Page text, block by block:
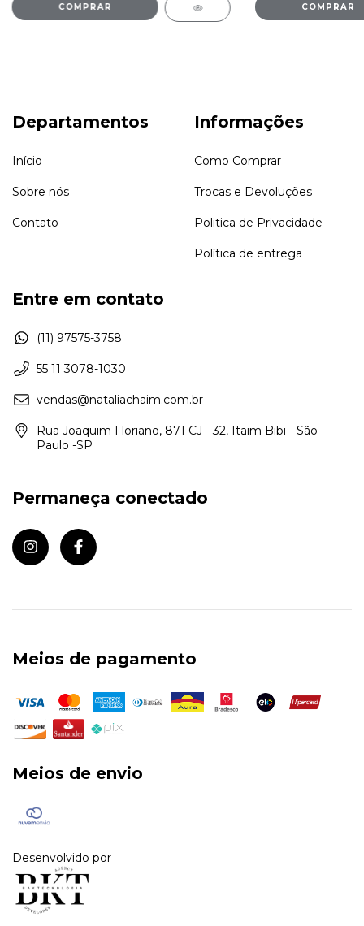
COMPRAR COMPRAR
Departamentos
Início
Sobre nós
Contato
Informações
Como Comprar
Trocas e Devoluções
Politica de Privacidade
Política de entrega
Entre em contato
(11) 97575-3758
55 11 3078-1030
vendas@nataliachaim.com.br
Rua Joaquim Floriano, 871 CJ - 32, Itaim Bibi - São
Paulo -SP
Permaneça conectado
Meios de pagamento
Meios de envio
Desenvolvido por